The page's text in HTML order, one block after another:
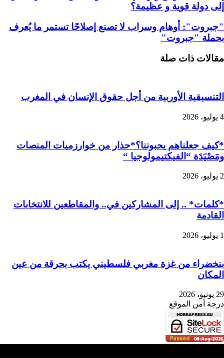
إلى دولة قوية و عظيمة؟
"جبروت": أوهام وسراب لا تصنع إصلاحًا تستمر ما يُعرف
بحملة "جبروت"
مقالات ذات صلة
التنسيقية الأوربية من أجل حقوق الإنسان في المغرب
4 يوليو، 2026
*كيف جعلناهم يحبوننا؟*حذار من خوارزميات المنصات
ومَصْيَدَة “الفيكتيمولوجيا “
2 يوليو، 2026
*كلمات* .. إلى المشاركين في.. والمقاطعين للانتخابات
القادمة
1 يوليو، 2026
بنخضراء من غزة مغربي فلسطيني يكتب بحرقة من عين
المكان
29 يونيو، 2026
درجة أمن الموقع